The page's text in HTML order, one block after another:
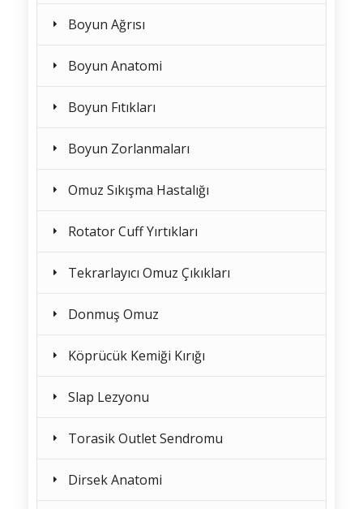
Boyun Ağrısı
Boyun Anatomi
Boyun Fıtıkları
Boyun Zorlanmaları
Omuz Sıkışma Hastalığı
Rotator Cuff Yırtıkları
Tekrarlayıcı Omuz Çıkıkları
Donmuş Omuz
Köprücük Kemiği Kırığı
Slap Lezyonu
Torasik Outlet Sendromu
Dirsek Anatomi